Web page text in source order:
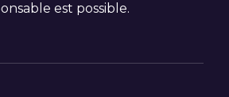
est possible.